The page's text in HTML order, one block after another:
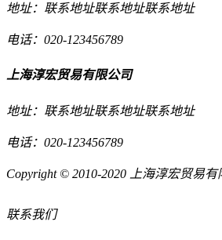
地址：联系地址联系地址联系地址
电话：020-123456789
上海淳宏贸易有限公司
地址：联系地址联系地址联系地址
电话：020-123456789
Copyright © 2010-2020 上海淳宏贸易
联系我们